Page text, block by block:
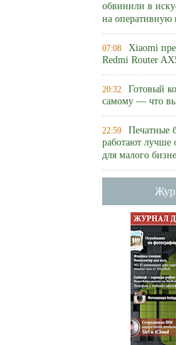
обвинили в
на оперативную
07:08 Xiaomi
Redmi Router
20:32 Готовый
самому — что
22:59 Печатные
работают
для малого